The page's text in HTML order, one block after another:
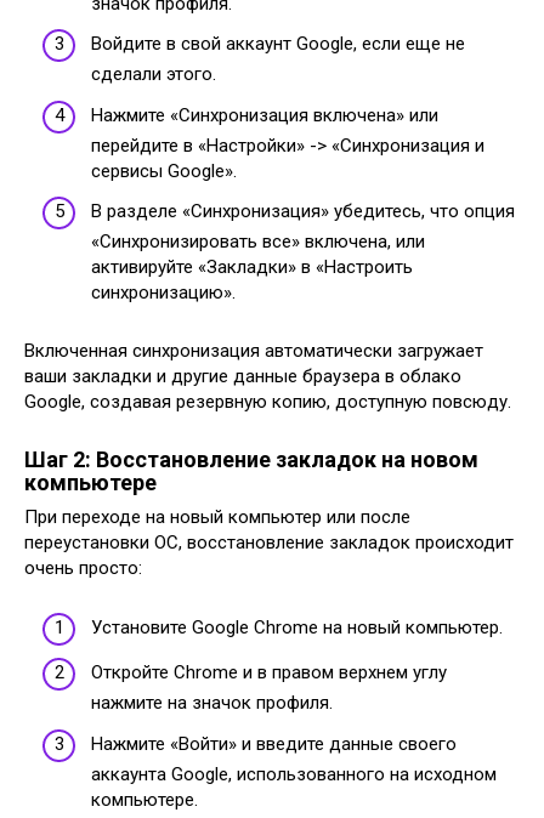
Войдите в свой аккаунт Google, если еще не
сделали этого.
Нажмите «Синхронизация включена» или
перейдите в «Настройки» -> «Синхронизация и
сервисы Google».
В разделе «Синхронизация» убедитесь, что опция
«Синхронизировать все» включена, или
активируйте «Закладки» в «Настроить
синхронизацию».
Включенная синхронизация автоматически загружает
ваши закладки и другие данные браузера в облако
Google, создавая резервную копию, доступную повсюду.
Шаг 2: Восстановление закладок на новом
компьютере
При переходе на новый компьютер или после
переустановки ОС, восстановление закладок происходит
очень просто:
Установите Google Chrome на новый компьютер.
Откройте Chrome и в правом верхнем углу
нажмите на значок профиля.
Нажмите «Войти» и введите данные своего
аккаунта Google, использованного на исходном
компьютере.